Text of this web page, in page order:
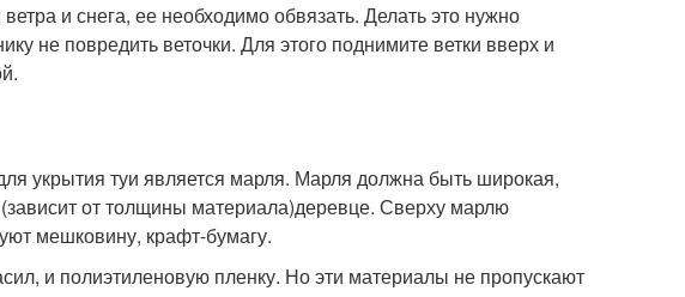
и снега, ее необходимо обвязать. Делать это нужно
не повредить веточки. Для этого поднимите ветки вверх и
укрытия туи является марля. Марля должна быть широкая,
от толщины материала)деревце. Сверху марлю
мешковину, крафт-бумагу.
и полиэтиленовую пленку. Но эти материалы не пропускают